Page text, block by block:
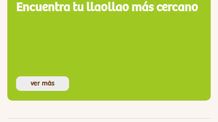
Encuentra tu llaollao más cercano
ver más